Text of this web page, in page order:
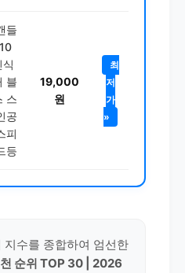
들
식
블
스
공
피
등
19,000
원
최
저
가
»
지수를 종합하여 엄선한
순위 TOP 30 | 2026